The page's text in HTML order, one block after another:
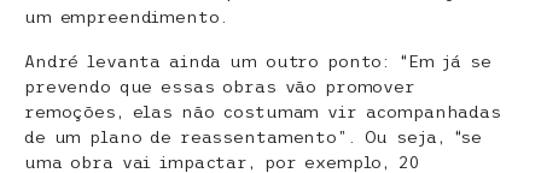
um empreendimento.
André levanta ainda um outro ponto: “Em já se
prevendo que essas obras vão promover
remoções, elas não costumam vir acompanhadas
de um plano de reassentamento”. Ou seja, “se
uma obra vai impactar, por exemplo, 20